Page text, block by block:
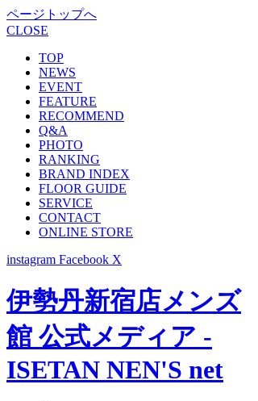
ページトップへ
CLOSE
TOP
NEWS
EVENT
FEATURE
RECOMMEND
Q&A
PHOTO
RANKING
BRAND INDEX
FLOOR GUIDE
SERVICE
CONTACT
ONLINE STORE
instagram Facebook X
伊勢丹新宿店メンズ
館 公式メディア -
ISETAN NEN'S net